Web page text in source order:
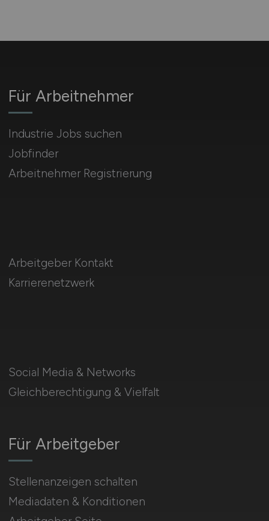
Für Arbeitnehmer
Industrie Jobs suchen
Jobfinder
Arbeitnehmer Registrierung
Social Media & Networks
Gleichberechtigung & Vielfalt
Für Arbeitgeber
Stellenanzeigen schalten
Mediadaten & Konditionen
Arbeitgeber Kontakt
Karrierenetzwerk